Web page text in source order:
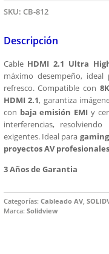
SKU: CB-812
Descripción
Cable HDMI 2.1 Ultra
máximo desempeño,
refresco. Compatible con
HDMI 2.1, garantiza
con baja emisión EMI y
interferencias,
exigentes. Ideal para
proyectos AV profesionales
3 Años de Garantia
Categorías: Cableado AV,
Marca: Solidview